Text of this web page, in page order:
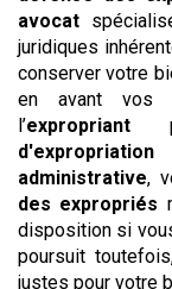
avocat
juridiques
conserver votre
en avant vos
l’expropriant
d'expropriation
administrative,
des expropriés
disposition si
poursuit
justes pour votre